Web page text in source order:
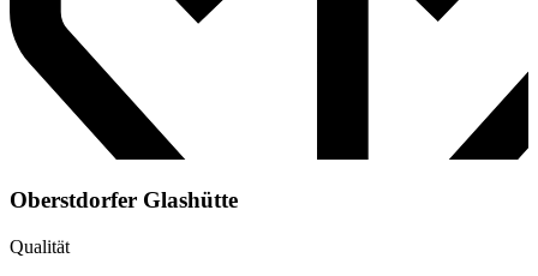
Oberstdorfer Glashütte
Qualität